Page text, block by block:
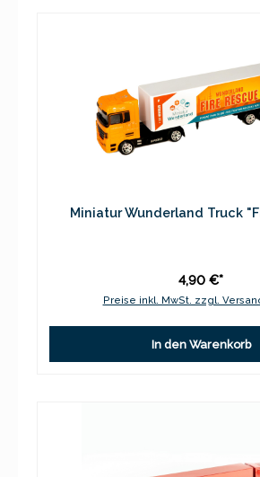
Miniatur Wunderland Truck
4,90 €*
Preise inkl. MwSt. zzgl.
In den Warenkorb